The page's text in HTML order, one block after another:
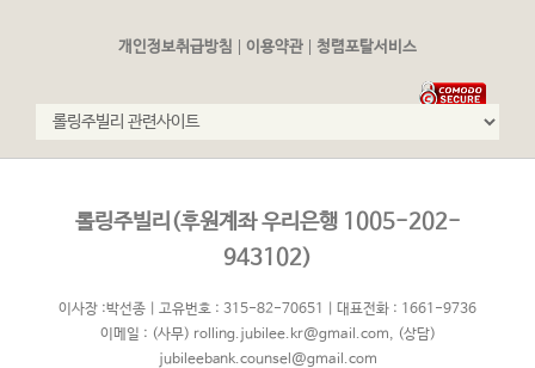
개인정보취급방침 | 이용약관 | 청렴포탈서비스
롤링주빌리(후원계좌 우리은행 1005-202-
943102)
이사장 :박선종 | 고유번호 : 315-82-70651 | 대표전화 : 1661-9736
이메일 : (사무) rolling.jubilee.kr@gmail.com, (상담)
jubileebank.counsel@gmail.com